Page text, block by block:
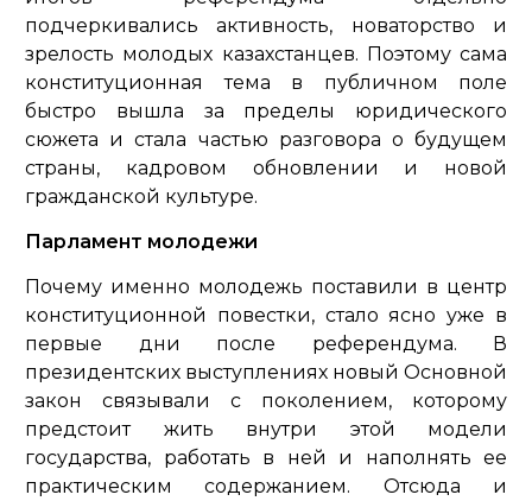
подчеркивались активность, новаторство и
зрелость молодых казахстанцев. Поэтому сама
конституционная тема в публичном поле
быстро вышла за пределы юридического
сюжета и стала частью разговора о будущем
страны, кадровом обновлении и новой
гражданской культуре.
Парламент молодежи
Почему именно молодежь поставили в центр
конституционной повестки, стало ясно уже в
первые дни после референдума. В
президентских выступлениях новый Основной
закон связывали с поколением, которому
предстоит жить внутри этой модели
государства, работать в ней и наполнять ее
практическим содержанием. Отсюда и